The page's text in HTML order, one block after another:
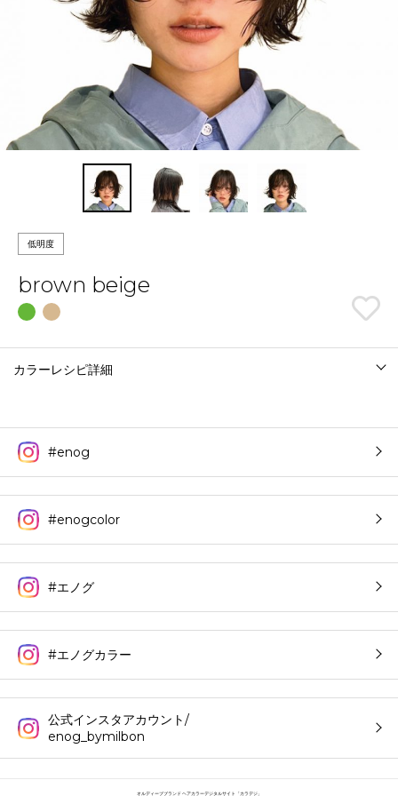
低明度
brown beige
カラーレシピ詳細
#enog
#enogcolor
#エノグ
#エノグカラー
公式インスタアカウント/
enog_bymilbon
オルディーブブランド ヘアカラーデジタルサイト「カラデジ」